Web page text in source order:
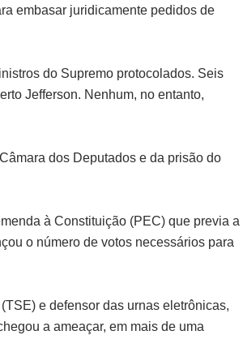
embasar juridicamente pedidos de
do Supremo protocolados. Seis
Jefferson. Nenhum, no entanto,
dos Deputados e da prisão do
à Constituição (PEC) que previa a
o número de votos necessários para
e defensor das urnas eletrônicas,
a ameaçar, em mais de uma